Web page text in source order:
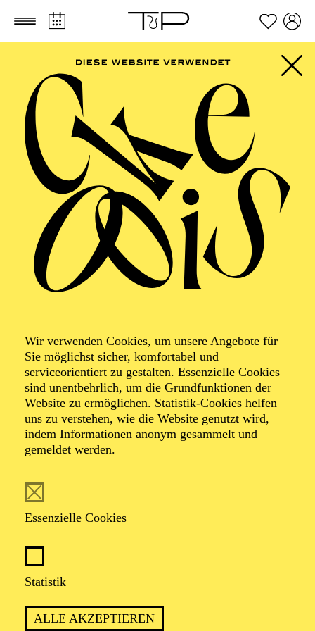
Zum Hauptinhalt springen Zum Footer springen
Wir verwenden Cookies, um unsere Angebote für
Sie möglichst sicher, komfortabel und
serviceorientiert zu gestalten. Essenzielle Cookies
sind unentbehrlich, um die Grundfunktionen der
Website zu ermöglichen. Statistik-Cookies helfen
uns zu verstehen, wie die Website genutzt wird,
indem Informationen anonym gesammelt und
gemeldet werden.
Essenzielle Cookies
Statistik
ALLE AKZEPTIEREN
AALTO MUSIKTHEATER
Im Rahmen des
Susanna, Judith
and the ugly
bastards